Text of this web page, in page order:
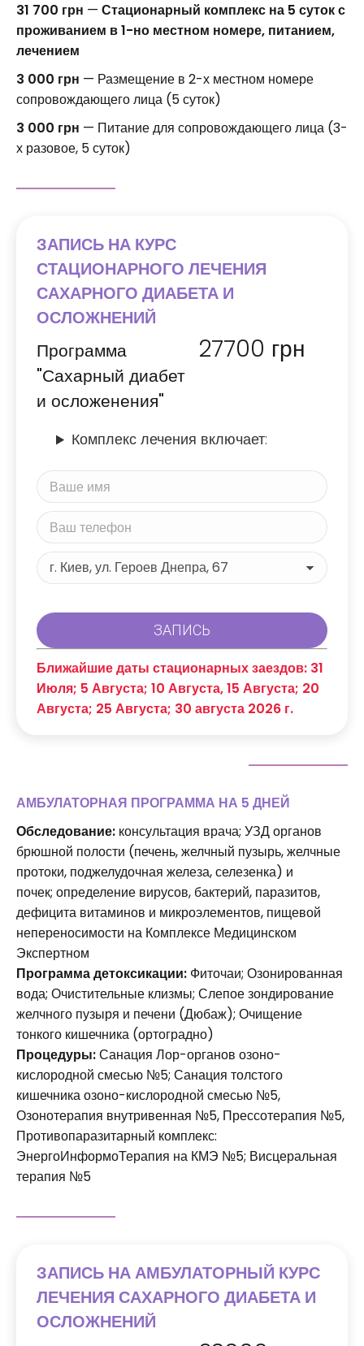
31 700 грн — Стационарный комплекс на 5 суток с
проживанием в 1-но местном номере, питанием,
лечением
3 000 грн — Размещение в 2-х местном номере
сопровождающего лица (5 суток)
3 000 грн — Питание для сопровождающего лица (3-
х разовое, 5 суток)
ЗАПИСЬ НА КУРС
СТАЦИОНАРНОГО ЛЕЧЕНИЯ
САХАРНОГО ДИАБЕТА И
ОСЛОЖНЕНИЙ
Программа
"Сахарный диабет
и осложенения"
27700 грн
Комплекс лечения включает:
Ближайшие даты стационарных заездов: 31
Июля; 5 Августа; 10 Августа, 15 Августа; 20
Августа; 25 Августа; 30 августа 2026 г.
АМБУЛАТОРНАЯ ПРОГРАММА НА 5 ДНЕЙ
Обследование: консультация врача; УЗД органов
брюшной полости (печень, желчный пузырь, желчные
протоки, поджелудочная железа, селезенка) и
почек; определение вирусов, бактерий, паразитов,
дефицита витаминов и микроэлементов, пищевой
непереносимости на Комплексе Медицинском
Экспертном
Программа детоксикации: Фиточаи; Озонированная
вода; Очистительные клизмы; Слепое зондирование
желчного пузыря и печени (Дюбаж); Очищение
тонкого кишечника (ортоградно)
Процедуры:Санация Лор-органов озоно-
кислородной смесью №5; Санация толстого
кишечника озоно-кислородной смесью №5,
Озонотерапия внутривенная №5, Прессотерапия №5,
Противопаразитарный комплекс:
ЭнергоИнформоТерапия на КМЭ №5; Висцеральная
терапия №5
ЗАПИСЬ НА АМБУЛАТОРНЫЙ КУРС
ЛЕЧЕНИЯ САХАРНОГО ДИАБЕТА И
ОСЛОЖНЕНИЙ